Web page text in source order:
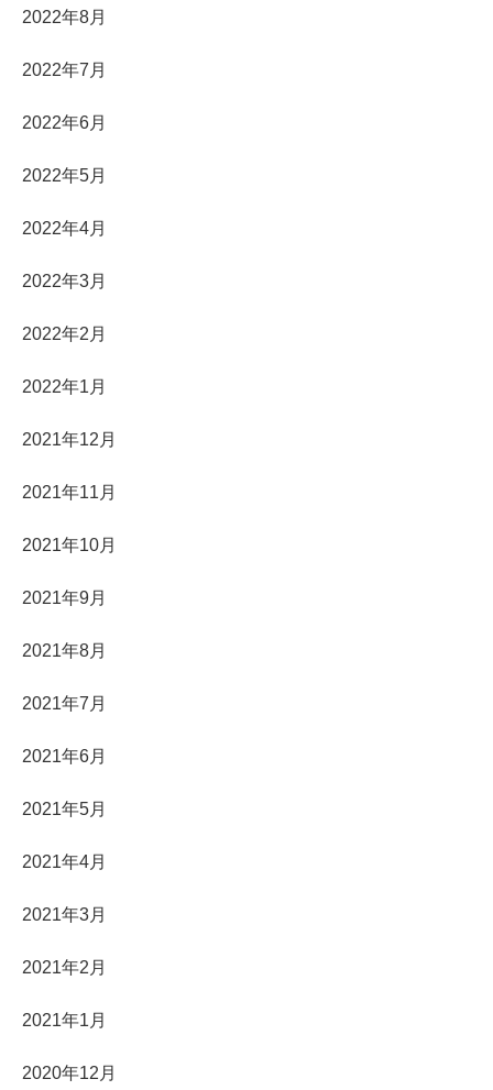
2022年8月
2022年7月
2022年6月
2022年5月
2022年4月
2022年3月
2022年2月
2022年1月
2021年12月
2021年11月
2021年10月
2021年9月
2021年8月
2021年7月
2021年6月
2021年5月
2021年4月
2021年3月
2021年2月
2021年1月
2020年12月